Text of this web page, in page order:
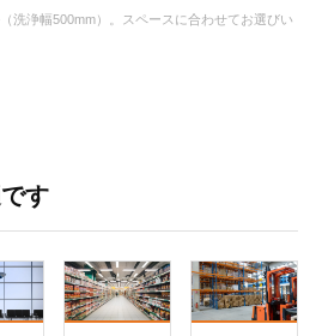
洗浄幅500mm）。スペースに合わせてお選びい
す